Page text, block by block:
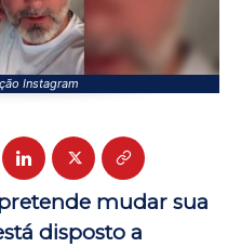
Instagram
mudar sua
disposto a